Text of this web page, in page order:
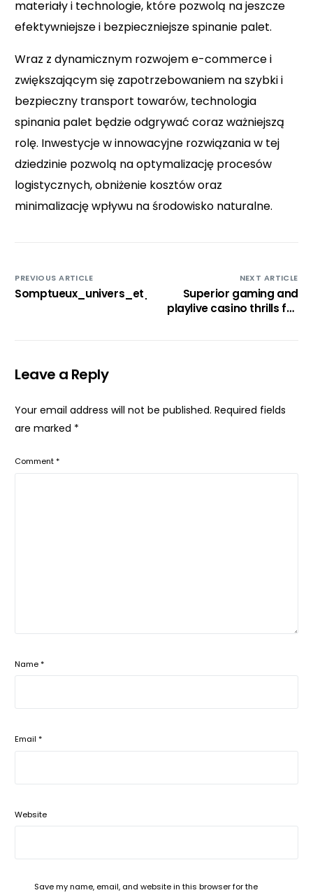
materiały i technologie, które pozwolą na jeszcze
efektywniejsze i bezpieczniejsze spinanie palet.
Wraz z dynamicznym rozwojem e-commerce i
zwiększającym się zapotrzebowaniem na szybki i
bezpieczny transport towarów, technologia
spinania palet będzie odgrywać coraz ważniejszą
rolę. Inwestycje w innowacyjne rozwiązania w tej
dziedzinie pozwolą na optymalizację procesów
logistycznych, obniżenie kosztów oraz
minimalizację wpływu na środowisko naturalne.
PREVIOUS ARTICLE NEXT ARTICLE
Superior gaming and
playlive casino thrills for
Leave a Reply
Your email address will not be published. Required fields
are marked *
Comment*
Name*
Email*
Website
Save my name, email, and website in this browser for the